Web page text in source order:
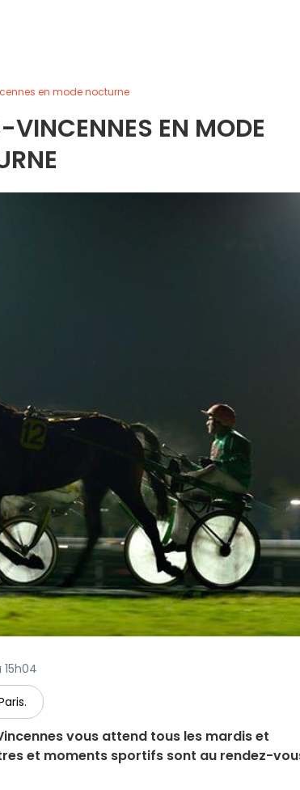
en mode nocturne
VINCENNES EN MODE
15h04
vous attend tous les mardis et
et moments sportifs sont au rendez-